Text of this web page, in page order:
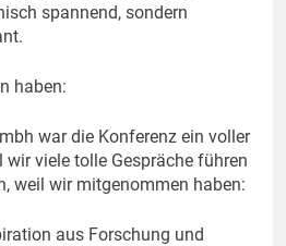
spannend, sondern
haben:
war die Konferenz ein voller
viele tolle Gespräche führen
weil wir mitgenommen haben:
aus Forschung und